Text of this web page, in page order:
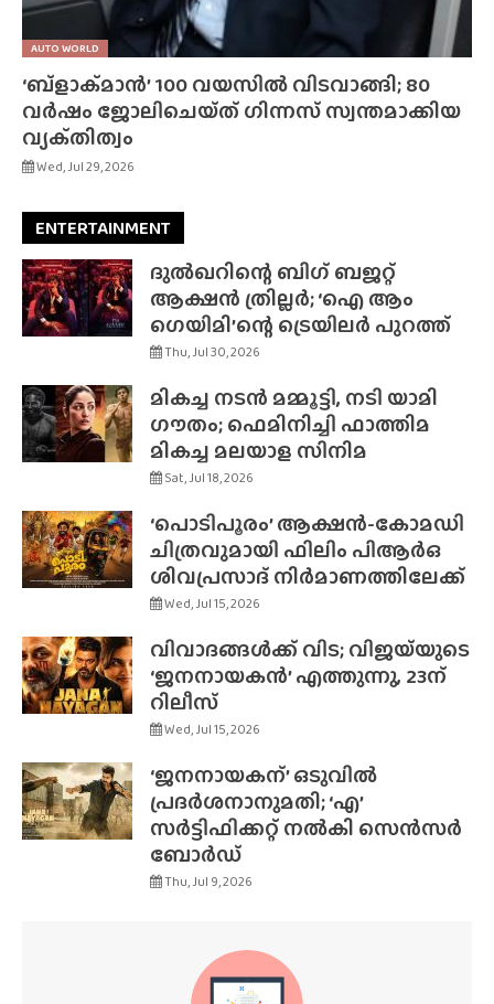
AUTO WORLD
‘ബ്‌ളാക്‌മാൻ’ 100 വയസിൽ വിടവാങ്ങി; 80
വർഷം ജോലിചെയ്‌ത്‌ ഗിന്നസ് സ്വന്തമാക്കിയ
വ്യക്‌തിത്വം
Wed, Jul 29, 2026
ENTERTAINMENT
ദുൽഖറിന്റെ ബിഗ് ബജറ്റ്
ആക്ഷൻ ത്രില്ലർ; ‘ഐ ആം
ഗെയിമി’ന്റെ ട്രെയിലർ പുറത്ത്
Thu, Jul 30, 2026
മികച്ച നടൻ മമ്മൂട്ടി, നടി യാമി
ഗൗതം; ഫെമിനിച്ചി ഫാത്തിമ
മികച്ച മലയാള സിനിമ
Sat, Jul 18, 2026
‘പൊടിപൂരം’ ആക്ഷൻ-കോമഡി
ചിത്രവുമായി ഫിലിം പിആർഒ
ശിവപ്രസാദ് നിർമാണത്തിലേക്ക്
Wed, Jul 15, 2026
വിവാദങ്ങൾക്ക് വിട; വിജയ്‌യുടെ
‘ജനനായകൻ’ എത്തുന്നു, 23ന്
റിലീസ്
Wed, Jul 15, 2026
‘ജനനായകന്’ ഒടുവിൽ
പ്രദർശനാനുമതി; ‘എ’
സർട്ടിഫിക്കറ്റ് നൽകി സെൻസർ
ബോർഡ്
Thu, Jul 9, 2026